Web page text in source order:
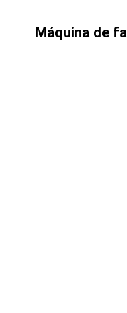
Máquina de